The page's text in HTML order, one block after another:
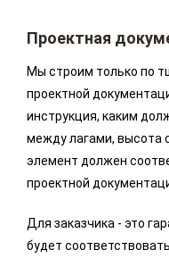
Проектная
Мы строим только по
проектной
инструкция, каким
между лагами, высота
элемент должен
проектной
Для заказчика - это
будет